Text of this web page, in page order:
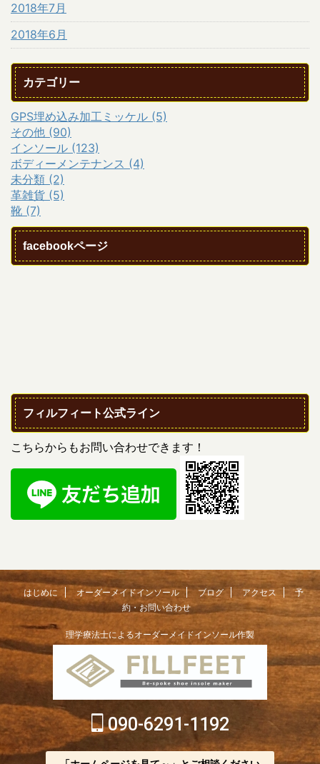
2018年7月
2018年6月
カテゴリー
GPS埋め込み加工ミッケル (5)
その他 (90)
インソール (123)
ボディーメンテナンス (4)
未分類 (2)
革雑貨 (5)
靴 (7)
facebookページ
フィルフィート公式ライン
こちらからもお問い合わせできます！
はじめに オーダーメイドインソール ブログ アクセス
予
約・お問い合わせ
理学療法士によるオーダーメイドインソール作製
090-6291-1192